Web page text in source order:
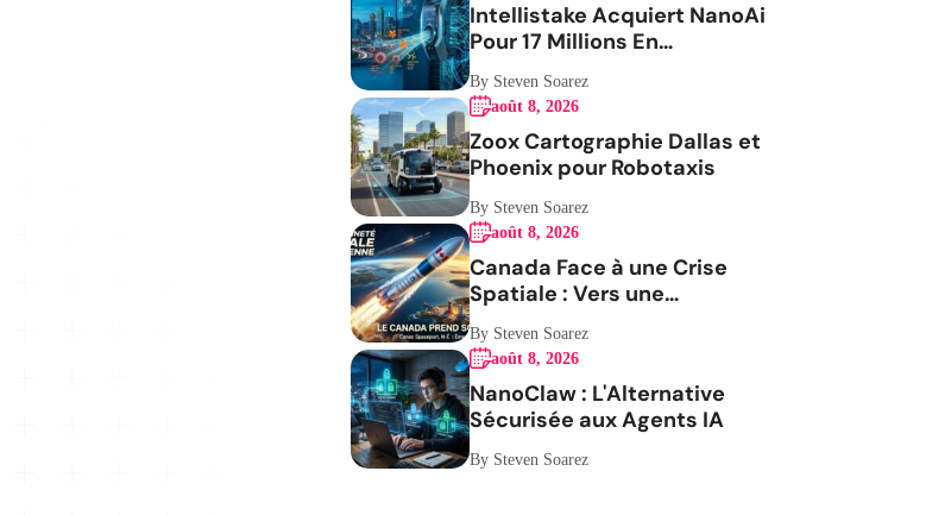
Intellistake Acquiert NanoAi
Pour 17 Millions En
ActionsGenerating the
French blog article
By Steven Soarez
août 8, 2026
Zoox Cartographie Dallas et
Phoenix pour Robotaxis
By Steven Soarez
août 8, 2026
Canada Face à une Crise
Spatiale : Vers une
Indépendance Stratégique
By Steven Soarez
août 8, 2026
NanoClaw : L'Alternative
Sécurisée aux Agents IA
By Steven Soarez